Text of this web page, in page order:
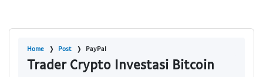
Home Post PayPal
Trader Crypto Investasi Bitcoin